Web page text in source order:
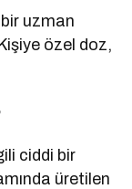
uzman
özel doz,
ciddi bir
üretilen